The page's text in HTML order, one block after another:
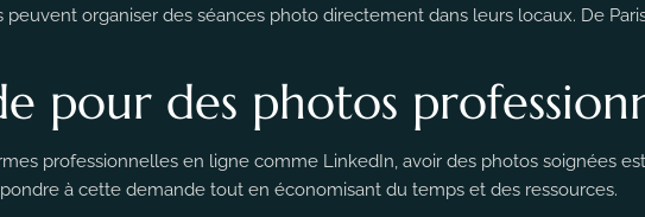
organiser des séances photo directement dans leurs locaux. De
pour des photos
professionnelles en ligne comme LinkedIn, avoir des photos soignées
à cette demande tout en économisant du temps et des ressources.